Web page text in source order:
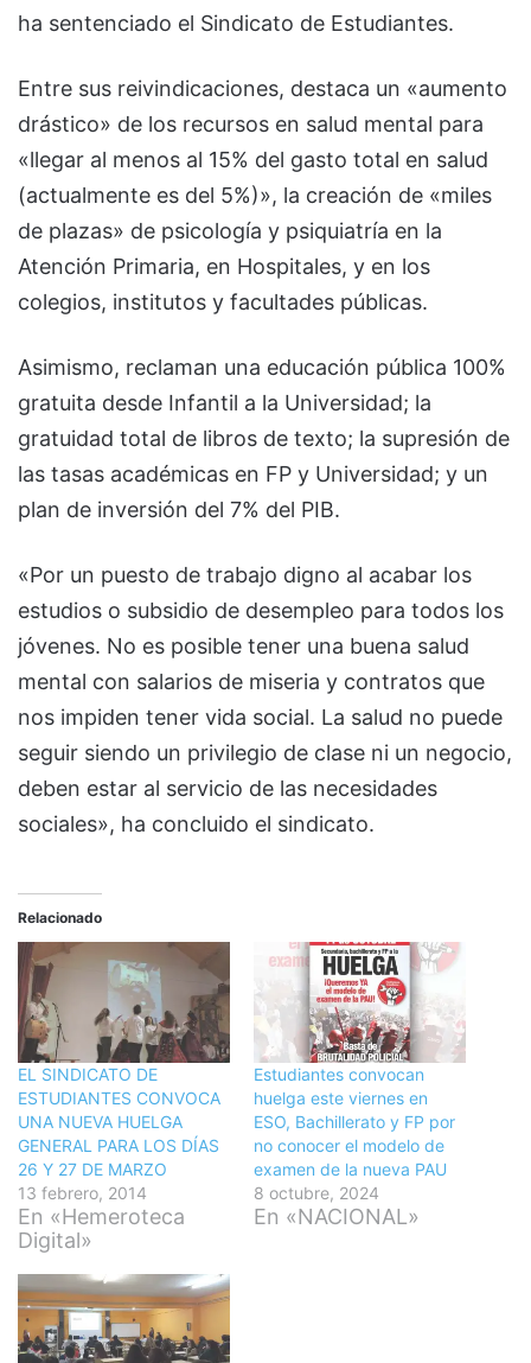
ha sentenciado el Sindicato de Estudiantes.
Entre sus reivindicaciones, destaca un «aumento
drástico» de los recursos en salud mental para
«llegar al menos al 15% del gasto total en salud
(actualmente es del 5%)», la creación de «miles
de plazas» de psicología y psiquiatría en la
Atención Primaria, en Hospitales, y en los
colegios, institutos y facultades públicas.
Asimismo, reclaman una educación pública 100%
gratuita desde Infantil a la Universidad; la
gratuidad total de libros de texto; la supresión de
las tasas académicas en FP y Universidad; y un
plan de inversión del 7% del PIB.
«Por un puesto de trabajo digno al acabar los
estudios o subsidio de desempleo para todos los
jóvenes. No es posible tener una buena salud
mental con salarios de miseria y contratos que
nos impiden tener vida social. La salud no puede
seguir siendo un privilegio de clase ni un negocio,
deben estar al servicio de las necesidades
sociales», ha concluido el sindicato.
Relacionado
EL SINDICATO DE
ESTUDIANTES CONVOCA
UNA NUEVA HUELGA
GENERAL PARA LOS DÍAS
26 Y 27 DE MARZO
13 febrero, 2014
En «Hemeroteca
Digital»
Estudiantes convocan
huelga este viernes en
ESO, Bachillerato y FP por
no conocer el modelo de
examen de la nueva PAU
8 octubre, 2024
En «NACIONAL»